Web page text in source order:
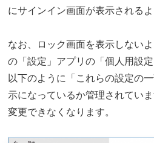
にサインイン画面が表示されるよ
なお、ロック画面を表示しない
の「設定」アプリの「個人用設
以下のように「これらの設定の
示になっているか管理されてい
変更できなくなります。